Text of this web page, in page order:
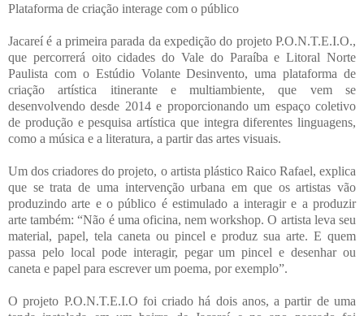
Plataforma de criação interage com o público
Jacareí é a primeira parada da expedição do projeto P.O.N.T.E.I.O.,
que percorrerá oito cidades do Vale do Paraíba e Litoral Norte
Paulista com o Estúdio Volante Desinvento, uma plataforma de
criação artística itinerante e multiambiente, que vem se
desenvolvendo desde 2014 e proporcionando um espaço coletivo
de produção e pesquisa artística que integra diferentes linguagens,
como a música e a literatura, a partir das artes visuais.
Um dos criadores do projeto, o artista plástico Raico Rafael, explica
que se trata de uma intervenção urbana em que os artistas vão
produzindo arte e o público é estimulado a interagir e a produzir
arte também: “Não é uma oficina, nem workshop. O artista leva seu
material, papel, tela caneta ou pincel e produz sua arte. E quem
passa pelo local pode interagir, pegar um pincel e desenhar ou
caneta e papel para escrever um poema, por exemplo”.
O projeto P.O.N.T.E.I.O foi criado há dois anos, a partir de uma